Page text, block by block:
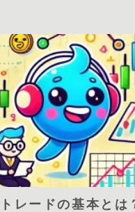
レードの基本とは